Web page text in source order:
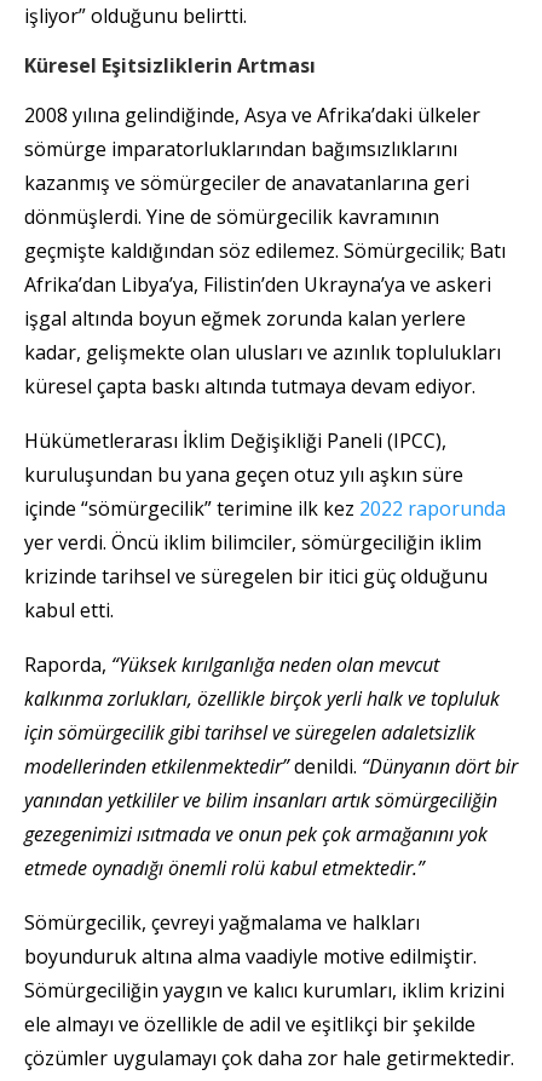
işliyor” olduğunu belirtti.
Küresel Eşitsizliklerin Artması
2008 yılına gelindiğinde, Asya ve Afrika’daki ülkeler
sömürge imparatorluklarından bağımsızlıklarını
kazanmış ve sömürgeciler de anavatanlarına geri
dönmüşlerdi. Yine de sömürgecilik kavramının
geçmişte kaldığından söz edilemez. Sömürgecilik; Batı
Afrika’dan Libya’ya, Filistin’den Ukrayna’ya ve askeri
işgal altında boyun eğmek zorunda kalan yerlere
kadar, gelişmekte olan ulusları ve azınlık toplulukları
küresel çapta baskı altında tutmaya devam ediyor.
Hükümetlerarası İklim Değişikliği Paneli (IPCC),
kuruluşundan bu yana geçen otuz yılı aşkın süre
içinde “sömürgecilik” terimine ilk kez 2022 raporunda
yer verdi. Öncü iklim bilimciler, sömürgeciliğin iklim
krizinde tarihsel ve süregelen bir itici güç olduğunu
kabul etti.
Raporda, “Yüksek kırılganlığa neden olan mevcut
kalkınma zorlukları, özellikle birçok yerli halk ve topluluk
için sömürgecilik gibi tarihsel ve süregelen adaletsizlik
modellerinden etkilenmektedir”denildi. “Dünyanın dört bir
yanından yetkililer ve bilim insanları artık sömürgeciliğin
gezegenimizi ısıtmada ve onun pek çok armağanını yok
etmede oynadığı önemli rolü kabul etmektedir.”
Sömürgecilik, çevreyi yağmalama ve halkları
boyunduruk altına alma vaadiyle motive edilmiştir.
Sömürgeciliğin yaygın ve kalıcı kurumları, iklim krizini
ele almayı ve özellikle de adil ve eşitlikçi bir şekilde
çözümler uygulamayı çok daha zor hale getirmektedir.